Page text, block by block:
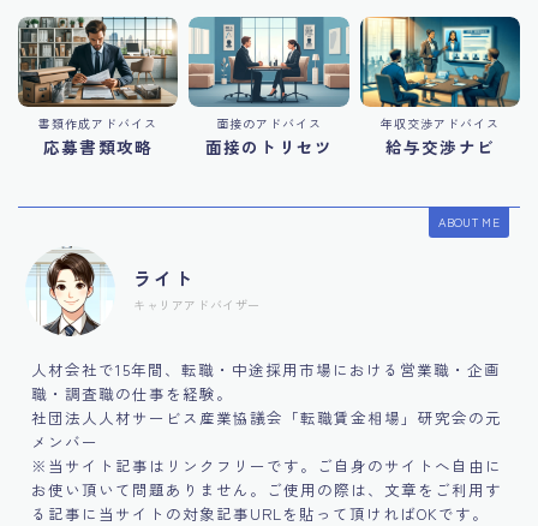
書類作成アドバイス
応募書類攻略
面接のアドバイス
面接のトリセツ
年収交渉アドバイス
給与交渉ナビ
ABOUT ME
ライト
キャリアアドバイザー
人材会社で15年間、転職・中途採用市場における営業職・企画
職・調査職の仕事を経験。
社団法人人材サービス産業協議会「転職賃金相場」研究会の元
メンバー
※当サイト記事はリンクフリーです。ご自身のサイトへ自由に
お使い頂いて問題ありません。ご使用の際は、文章をご利用す
る記事に当サイトの対象記事URLを貼って頂ければOKです。